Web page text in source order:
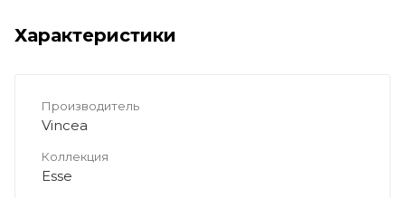
Характеристики
Производитель
Vincea
Коллекция
Esse